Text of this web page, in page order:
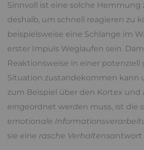
Sinnvoll ist eine solche Hemmung
deshalb, um schnell reagieren zu
beispielsweise eine Schlange im
erster Impuls Weglaufen sein.
Reaktionsweise in einer potenziell
Situation zustandekommen kann
zum Beispiel über den Kortex und
eingeordnet werden muss, ist die
emotionale
sie eine rasche Verhaltensantwort